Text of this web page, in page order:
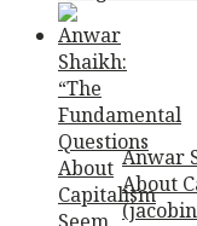
Anwar
About